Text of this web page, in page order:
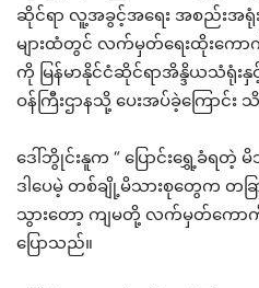
ဆိုင်ရာ လူ့အခွင့်အရေး အစည်းအရုံး
များထံတွင် လက်မှတ်ရေးထိုးကော
ကို မြန်မာနိုင်ငံဆိုင်ရာအိန္ဒိယသံရုံး
ဝန်ကြီးဌာနသို့ ပေးအပ်ခဲ့ကြောင်း
ဒေါ်ဘွိုင်းနူက “ ပြောင်းရွှေ့ခံရတဲ့
ဒါပေမဲ့ တစ်ချို့မိသားစုတွေက တခ
သွားတော့ ကျမတို့ လက်မှတ်ကော
ပြောသည်။